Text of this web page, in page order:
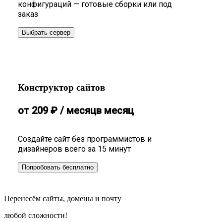
конфигураций — готовые сборки или под
заказ
Выбрать сервер
Конструктор сайтов
Создайте сайт без программистов и
дизайнеров всего за 15 минут
от 209₽ / месяцв месяц
Попробовать бесплатно
Перенесём сайты, домены и почту
любой сложности!